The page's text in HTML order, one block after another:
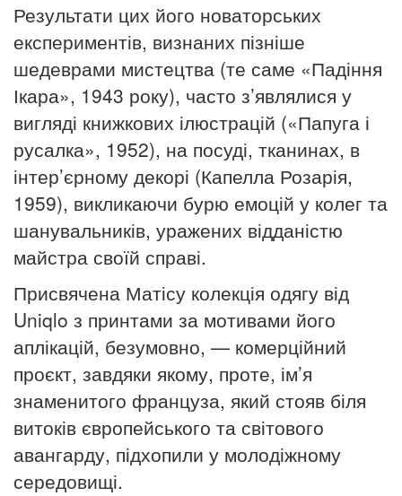
Результати цих його новаторських
експериментів, визнаних пізніше
шедеврами мистецтва (те саме «Падіння
Ікара», 1943 року), часто з’являлися у
вигляді книжкових ілюстрацій («Папуга і
русалка», 1952), на посуді, тканинах, в
інтер’єрному декорі (Капелла Розарія,
1959), викликаючи бурю емоцій у колег та
шанувальників, уражених відданістю
майстра своїй справі.
Присвячена Матісу колекція одягу від
Uniqlo з принтами за мотивами його
аплікацій, безумовно, — комерційний
проєкт, завдяки якому, проте, ім’я
знаменитого француза, який стояв біля
витоків європейського та світового
авангарду, підхопили у молодіжному
середовищі.